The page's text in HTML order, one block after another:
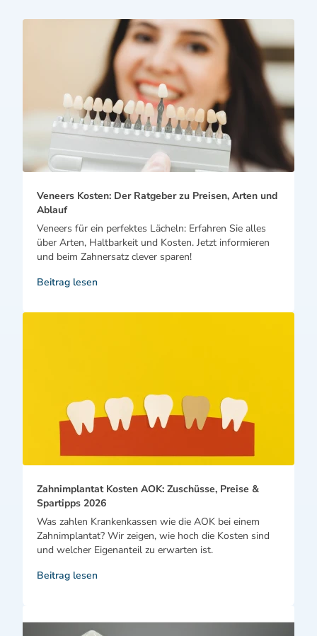
Veneers Kosten: Der Ratgeber zu Preisen, Arten und
Ablauf
Veneers für ein perfektes Lächeln: Erfahren Sie alles
über Arten, Haltbarkeit und Kosten. Jetzt informieren
und beim Zahnersatz clever sparen!
Beitrag lesen
Zahnimplantat Kosten AOK: Zuschüsse, Preise &
Spartipps 2026
Was zahlen Krankenkassen wie die AOK bei einem
Zahnimplantat? Wir zeigen, wie hoch die Kosten sind
und welcher Eigenanteil zu erwarten ist.
Beitrag lesen